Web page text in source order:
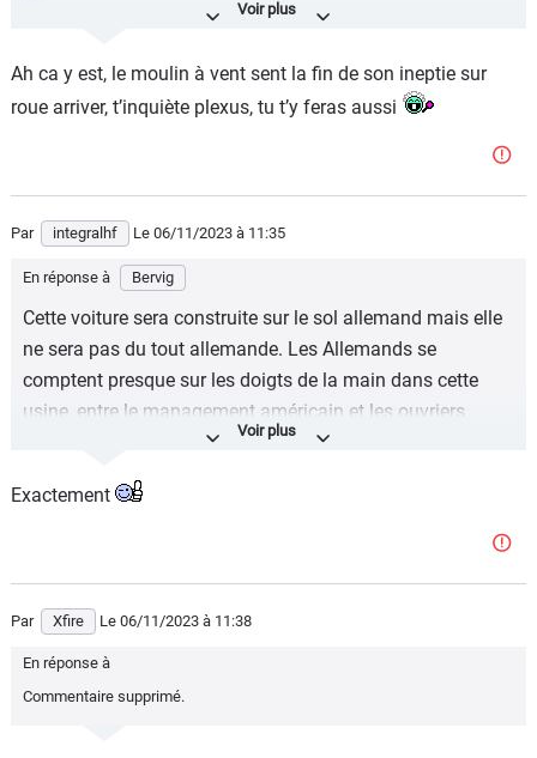
aucun recul n'est à prendre ici tellement c'est factuel et
bien documenté, avec des sources contradictoires et
Ah ca y est, le moulin à vent sent la fin de son ineptie sur
roue arriver, t’inquiète plexus, tu t’y feras aussi
Par integralhf Le 06/11/2023 à 11:35
En réponse à Bervig
Cette voiture sera construite sur le sol allemand mais elle
ne sera pas du tout allemande. Les Allemands se
comptent presque sur les doigts de la main dans cette
usine, entre le management américain et les ouvriers
polonais/ukrainiens et les fournitures ne sont pas
Exactement
Par Xfire Le 06/11/2023 à 11:38
En réponse à
Commentaire supprimé.